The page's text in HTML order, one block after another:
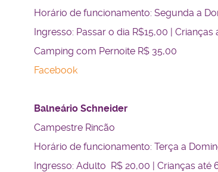
Horário de funcionamento: Segunda a
Ingresso: Passar o dia R$15,00 |
Camping com Pernoite R$ 35,00
Facebook
Balneário Schneider
Campestre Rincão
Horário de funcionamento: Terça a
Ingresso: Adulto R$ 20,00 | Crianças até